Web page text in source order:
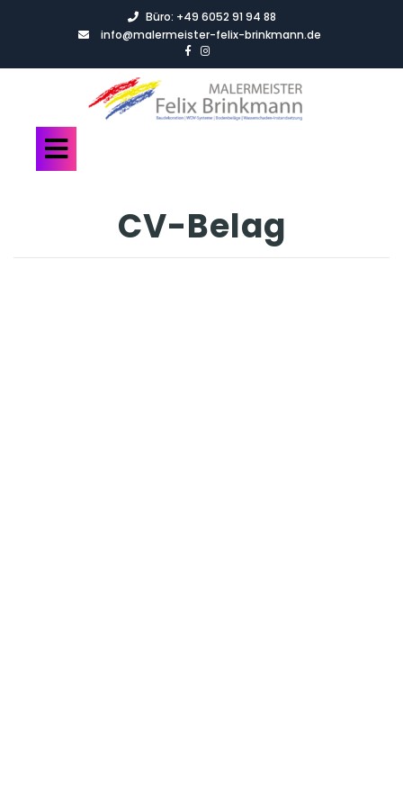
Büro: +49 6052 91 94 88
info@malermeister-felix-brinkmann.de
CV-Belag